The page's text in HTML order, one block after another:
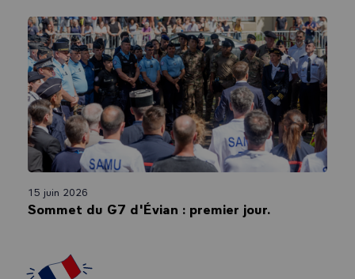
15 juin 2026
Sommet du G7 d'Évian : premier jour.